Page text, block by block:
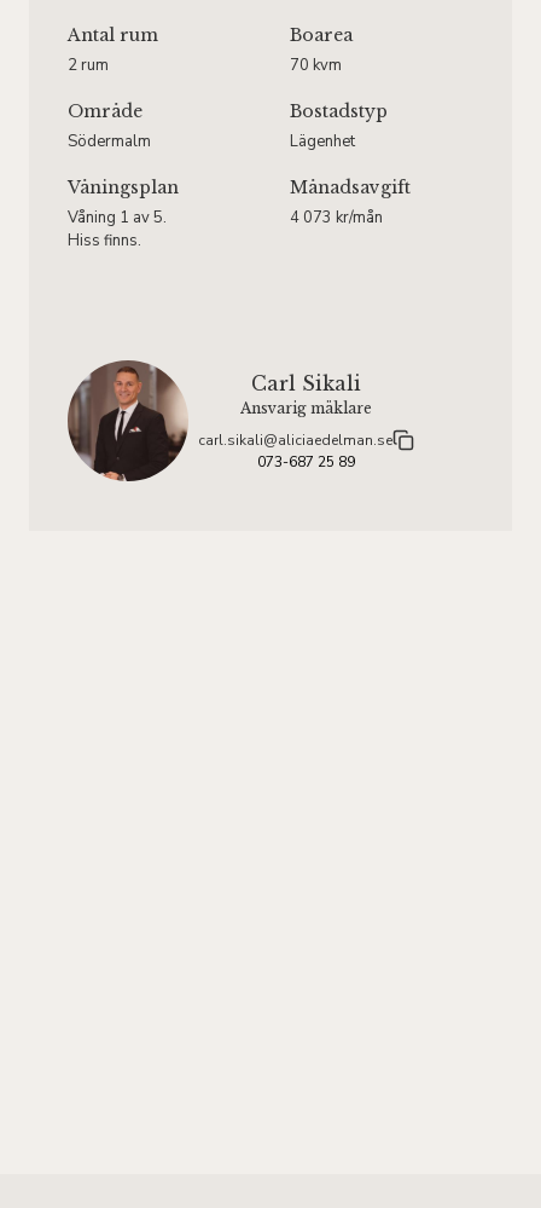
Antal rum
2 rum
Boarea
70 kvm
Område
Södermalm
Bostadstyp
Lägenhet
Våningsplan
Våning 1 av 5.
Hiss finns.
Månadsavgift
4 073 kr/mån
Carl Sikali
Ansvarig mäklare
carl.sikali@aliciaedelman.se
073-687 25 89